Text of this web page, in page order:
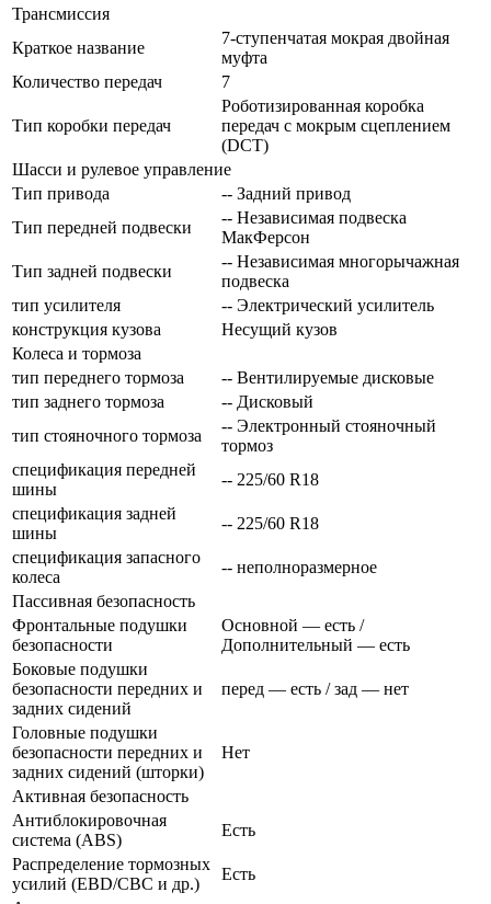
Трансмиссия
Краткое название
7-ступенчатая мокрая двойная
муфта
Количество передач
7
Тип коробки передач
Роботизированная коробка
передач с мокрым сцеплением
(DCT)
Шасси и рулевое управление
Тип привода
-- Задний привод
Тип передней подвески
-- Независимая подвеска
МакФерсон
Тип задней подвески
-- Независимая многорычажная
подвеска
тип усилителя
-- Электрический усилитель
конструкция кузова
Несущий кузов
Колеса и тормоза
тип переднего тормоза
-- Вентилируемые дисковые
тип заднего тормоза
-- Дисковый
тип стояночного тормоза
-- Электронный стояночный
тормоз
спецификация передней
шины
-- 225/60 R18
спецификация задней
шины
-- 225/60 R18
спецификация запасного
колеса
-- неполноразмерное
Пассивная безопасность
Фронтальные подушки
безопасности
Основной — есть /
Дополнительный — есть
Боковые подушки
безопасности передних и
задних сидений
перед — есть / зад — нет
Головные подушки
безопасности передних и
задних сидений (шторки)
Нет
Активная безопасность
Антиблокировочная
система (ABS)
Есть
Распределение тормозных
усилий (EBD/CBC и др.)
Есть